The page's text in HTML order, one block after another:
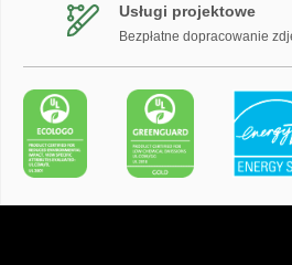
Usługi projektowe
Bezpłatne dopracowanie